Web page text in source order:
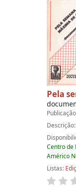
Pela
Descrição:
Centro de
Américo
Listas: